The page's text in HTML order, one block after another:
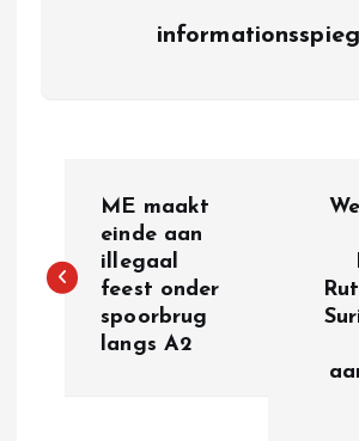
s
ME maakt
einde aan
illegaal
feest onder
spoorbrug
langs A2